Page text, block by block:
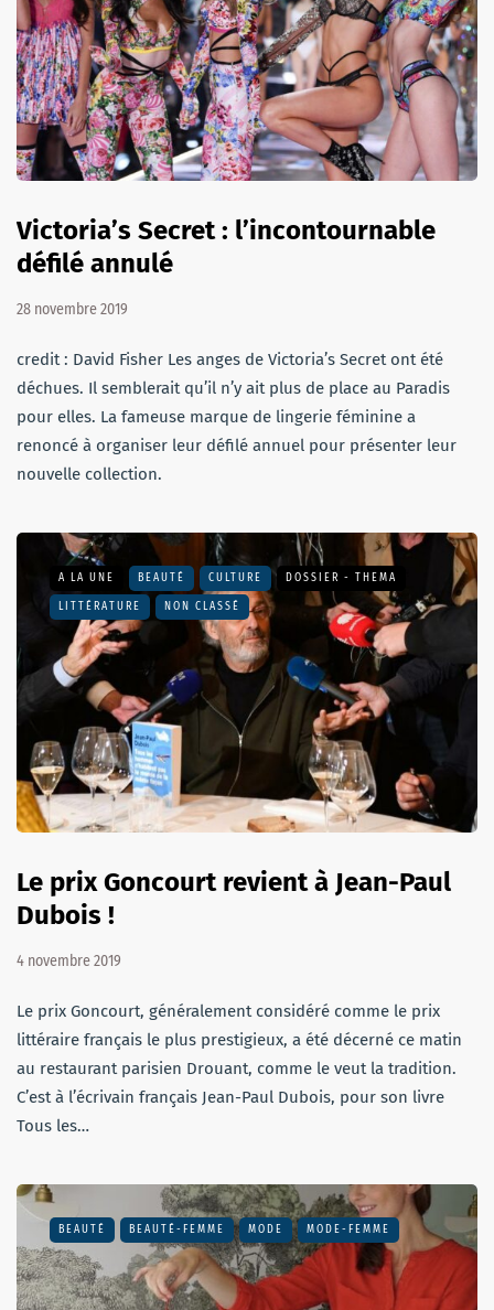
Victoria’s Secret : l’incontournable
défilé annulé
28 novembre 2019
credit : David Fisher Les anges de Victoria’s Secret ont été
déchues. Il semblerait qu’il n’y ait plus de place au Paradis
pour elles. La fameuse marque de lingerie féminine a
renoncé à organiser leur défilé annuel pour présenter leur
nouvelle collection.
A LA UNE BEAUTÉ CULTURE DOSSIER - THEMA
LITTÉRATURE NON CLASSÉ
Le prix Goncourt revient à Jean-Paul
Dubois !
4 novembre 2019
Le prix Goncourt, généralement considéré comme le prix
littéraire français le plus prestigieux, a été décerné ce matin
au restaurant parisien Drouant, comme le veut la tradition.
C’est à l’écrivain français Jean-Paul Dubois, pour son livre
Tous les…
BEAUTÉ BEAUTÉ-FEMME MODE MODE-FEMME